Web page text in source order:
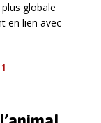
globale
en lien avec